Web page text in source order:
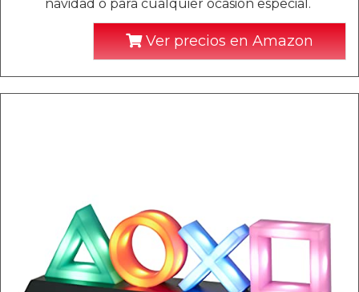
navidad o para cualquier ocasión especial.
Ver precios en Amazon